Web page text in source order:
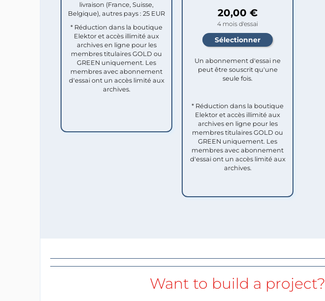
livraison (France, Suisse,
Belgique), autres pays : 25 EUR
* Réduction dans la boutique
Elektor et accès illimité aux
archives en ligne pour les
membres titulaires GOLD ou
GREEN uniquement. Les
membres avec abonnement
d'essai ont un accès limité aux
archives.
20,00 €
4 mois d'essai
Un abonnement d'essai ne
peut être souscrit qu'une
seule fois.​
* Réduction dans la boutique
Elektor et accès illimité aux
archives en ligne pour les
membres titulaires GOLD ou
GREEN uniquement. Les
membres avec abonnement
d'essai ont un accès limité aux
archives.
Want to build a project?